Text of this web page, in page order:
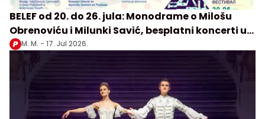
BELEF od 20. do 26. jula: Monodrame o Milošu
Obrenoviću i Milunki Savić, besplatni koncerti u
Beogradu
M. M. - 17. Jul 2026.